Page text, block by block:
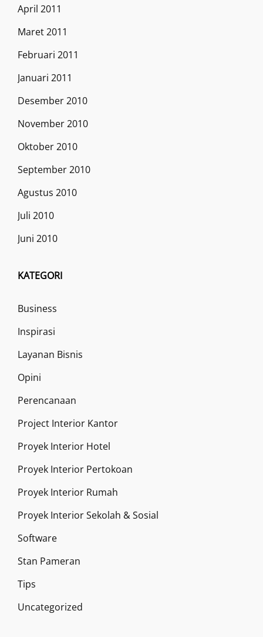
April 2011
Maret 2011
Februari 2011
Januari 2011
Desember 2010
November 2010
Oktober 2010
September 2010
Agustus 2010
Juli 2010
Juni 2010
KATEGORI
Business
Inspirasi
Layanan Bisnis
Opini
Perencanaan
Project Interior Kantor
Proyek Interior Hotel
Proyek Interior Pertokoan
Proyek Interior Rumah
Proyek Interior Sekolah & Sosial
Software
Stan Pameran
Tips
Uncategorized